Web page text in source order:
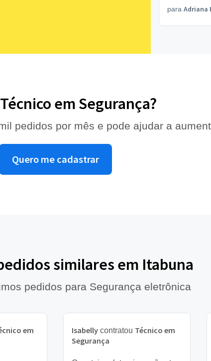
para Adriana
em Segurança?
pedidos por mês e pode ajudar a
Quero me cadastrar
similares em Itabuna
pedidos para Segurança eletrônica
em
Isabelly contratou Técnico em
Segurança